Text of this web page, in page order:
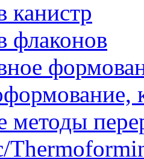
методы